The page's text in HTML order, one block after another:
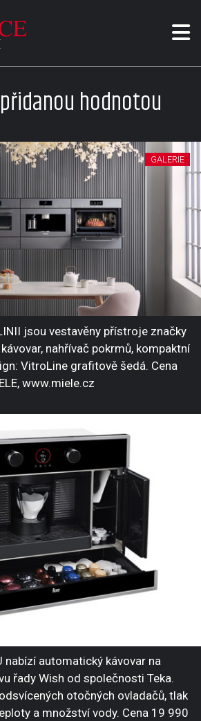
hodnotou
GALERIE
jsou vestavěny přístroje značky
nahřívač pokrmů, kompaktní
VitroLine grafitově šedá. Cena
www.miele.cz
nabízí automatický kávovar na
řady Wish od společnosti Teka.
otočných ovladačů, tlak
a množství vody. Cena 19 990